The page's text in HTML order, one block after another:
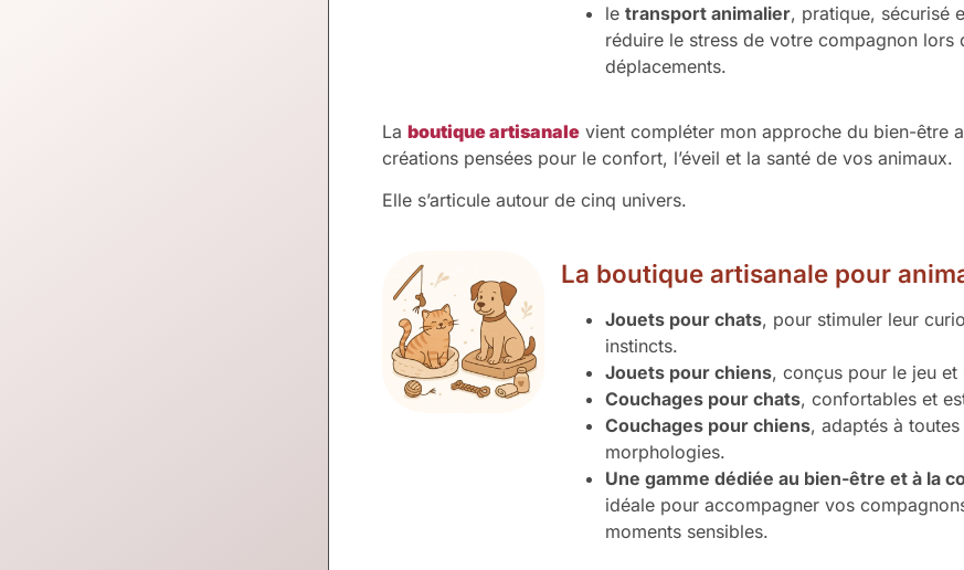
le transport animalier, pratique, sécurisé
réduire le stress de votre compagnon lors
déplacements.
La boutique artisanale vient compléter mon approche du bien-être
créations pensées pour le confort, l’éveil et la santé de vos animaux.
Elle s’articule autour de cinq univers.
La boutique artisanale pour
Jouets pour chats, pour stimuler leur
instincts.
Jouets pour chiens, conçus pour le jeu et
Couchages pour chats, confortables et
Couchages pour chiens, adaptés à toutes
morphologies.
Une gamme dédiée au bien-être et à la
idéale pour accompagner vos
moments sensibles.